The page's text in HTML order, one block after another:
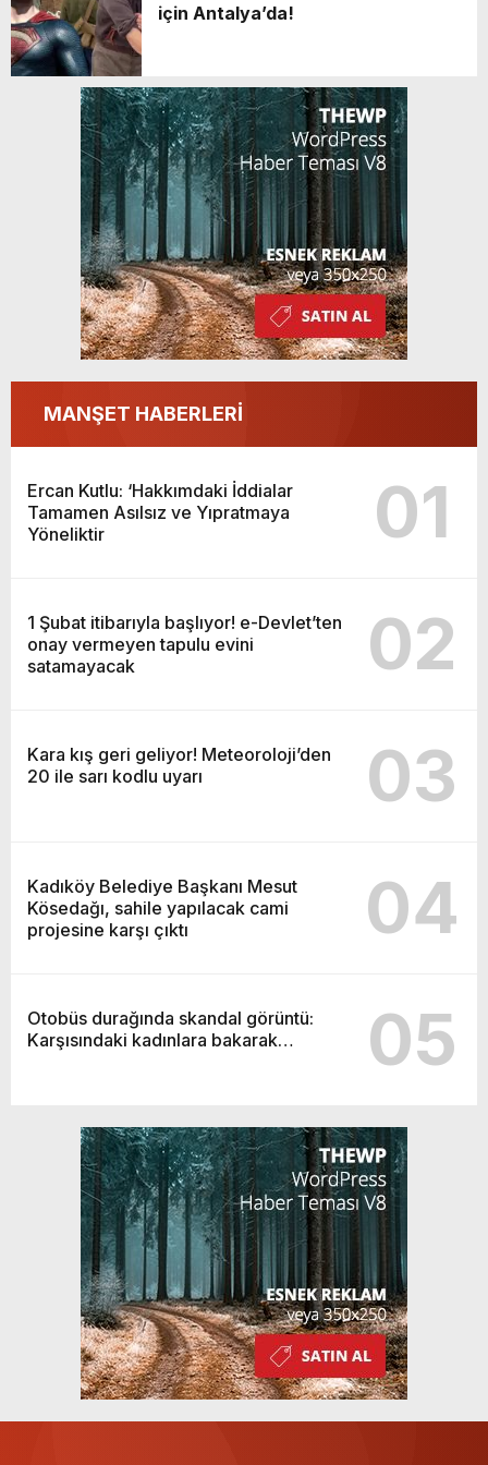
için Antalya’da!
MANŞET HABERLERİ
Ercan Kutlu: ‘Hakkımdaki İddialar
Tamamen Asılsız ve Yıpratmaya
Yöneliktir
01
1 Şubat itibarıyla başlıyor! e-Devlet’ten
onay vermeyen tapulu evini
satamayacak
02
Kara kış geri geliyor! Meteoroloji’den
20 ile sarı kodlu uyarı
03
Kadıköy Belediye Başkanı Mesut
Kösedağı, sahile yapılacak cami
projesine karşı çıktı
04
Otobüs durağında skandal görüntü:
Karşısındaki kadınlara bakarak…
05